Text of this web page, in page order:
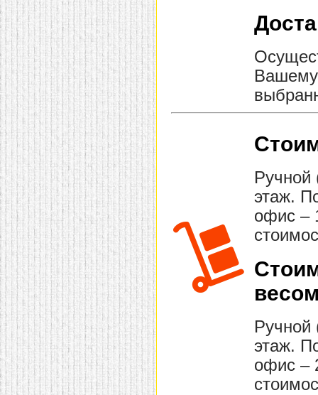
Вашему
этаж.
офис –
этаж.
офис –